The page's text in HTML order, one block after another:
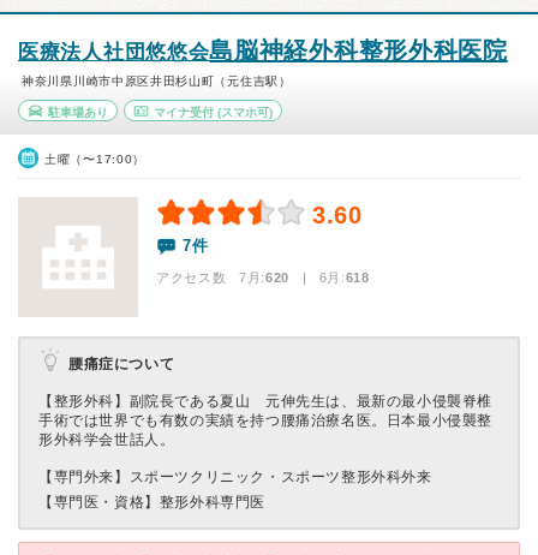
医療法人社団悠悠会島脳神経外科整形外科医院
神奈川県川崎市中原区井田杉山町（元住吉駅）
駐車場あり マイナ受付(スマホ可)
土曜（〜17:00）
3.60
7件
アクセス数 7月:620 | 6月:618
腰痛症について
【整形外科】副院長である夏山 元伸先生は、最新の最小侵襲脊椎
手術では世界でも有数の実績を持つ腰痛治療名医。日本最小侵襲整
形外科学会世話人。
【専門外来】 スポーツクリニック・スポーツ整形外科外来
【専門医・資格】 整形外科専門医